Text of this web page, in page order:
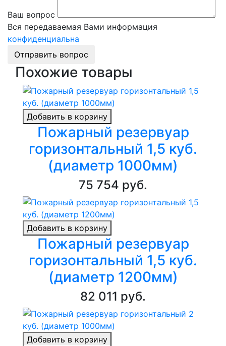
Ваш вопрос
Вся передаваемая Вами информация
конфиденциальна
Отправить вопрос
Похожие товары
Добавить в корзину
Пожарный резервуар
горизонтальный 1,5 куб.
(диаметр 1000мм)
75 754 руб.
Добавить в корзину
Пожарный резервуар
горизонтальный 1,5 куб.
(диаметр 1200мм)
82 011 руб.
Добавить в корзину